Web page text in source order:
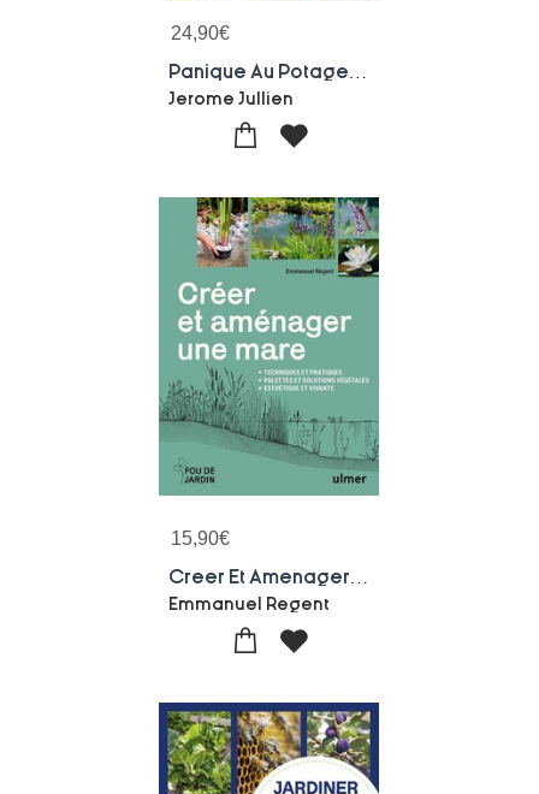
24,90€
Jerome Jullien
15,90€
Emmanuel Regent